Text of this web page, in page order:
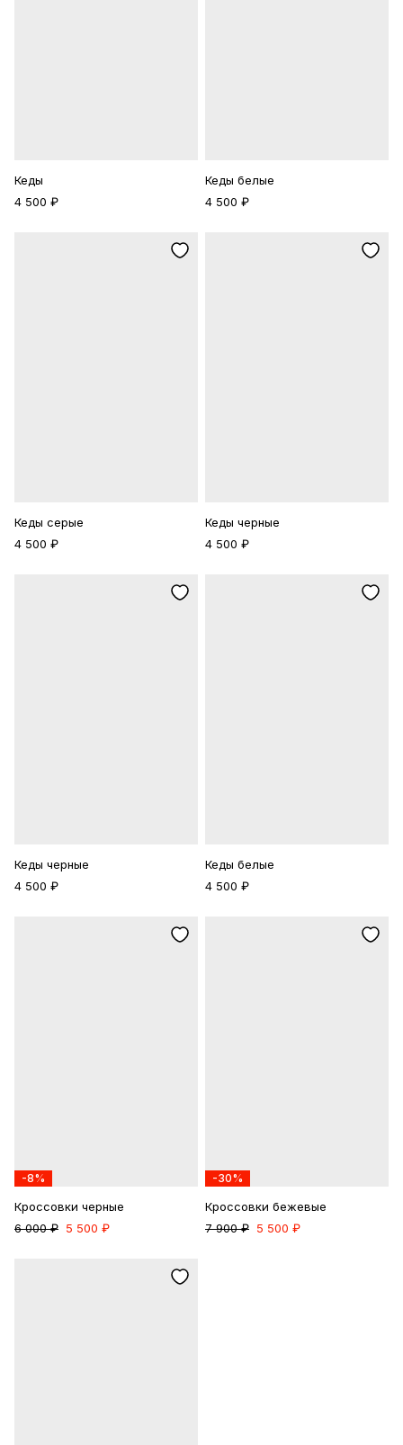
Кеды
4 500 ₽
Кеды белые
4 500 ₽
Кеды серые
4 500 ₽
Кеды черные
4 500 ₽
Кеды черные
4 500 ₽
Кеды белые
4 500 ₽
-8%
Кроссовки черные
6 000 ₽ 5 500 ₽
-30%
Кроссовки бежевые
7 900 ₽ 5 500 ₽